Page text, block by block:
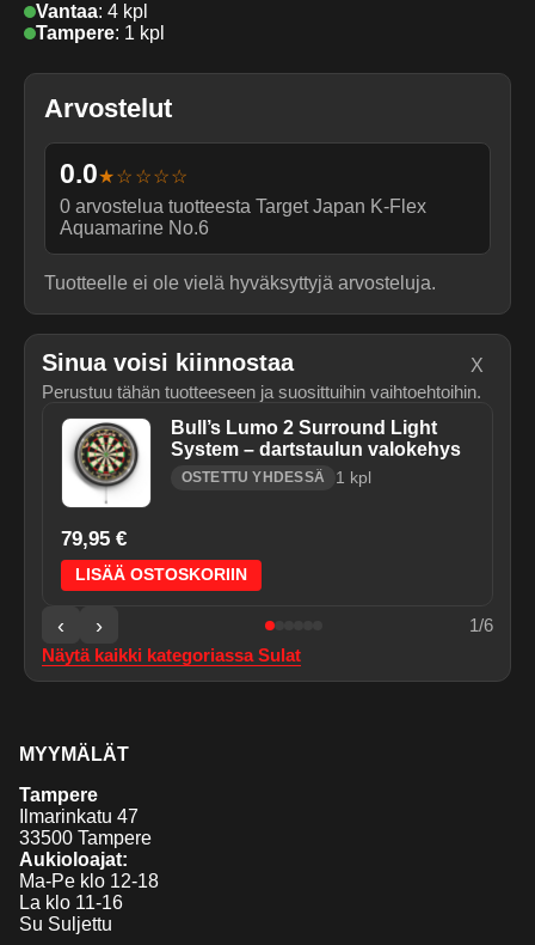
Arvostelut
0.0★☆☆☆☆
0 arvostelua tuotteesta Target Japan K-Flex
Aquamarine No.6
Tuotteelle ei ole vielä hyväksyttyjä arvosteluja.
Vantaa: 4 kpl
Tampere: 1 kpl
Sinua voisi kiinnostaa
Perustuu tähän tuotteeseen ja suosittuihin vaihtoehtoihin.
X
Bull’s Lumo 2 Surround Light
System – dartstaulun valokehys
OSTETTU YHDESSÄ 1 kpl
79,95 €
LISÄÄ OSTOSKORIIN
‹ › 1/6
Näytä kaikki kategoriassaSulat
MYYMÄLÄT
Tampere
Ilmarinkatu 47
33500 Tampere
Aukioloajat:
Ma-Pe klo 12-18
La klo 11-16
Su Suljettu